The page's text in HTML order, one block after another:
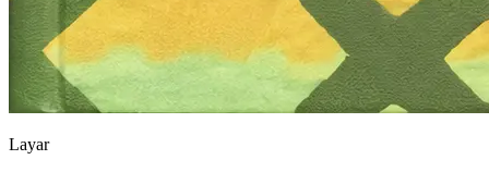
Layar